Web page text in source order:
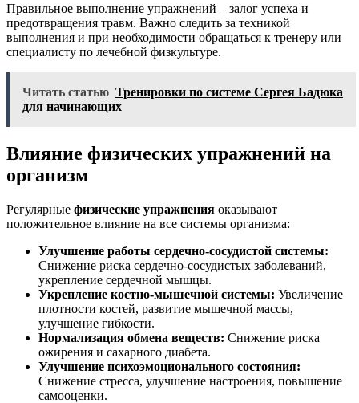
Правильное выполнение упражнений – залог успеха и
предотвращения травм. Важно следить за техникой
выполнения и при необходимости обращаться к тренеру или
специалисту по лечебной физкультуре.
Читать статью Тренировки по системе Сергея Бадюка
для начинающих
Влияние физических упражнений на
организм
Регулярные физические упражнения оказывают
положительное влияние на все системы организма:
Улучшение работы сердечно-сосудистой системы:
Снижение риска сердечно-сосудистых заболеваний,
укрепление сердечной мышцы.
Укрепление костно-мышечной системы: Увеличение
плотности костей, развитие мышечной массы,
улучшение гибкости.
Нормализация обмена веществ: Снижение риска
ожирения и сахарного диабета.
Улучшение психоэмоционального состояния:
Снижение стресса, улучшение настроения, повышение
самооценки.